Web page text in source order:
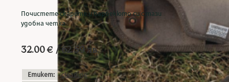
Почистете скарите и барбекюто си с тази
удобна четка
32.00€ / 62.59 лв.
Етикет:
cleaning